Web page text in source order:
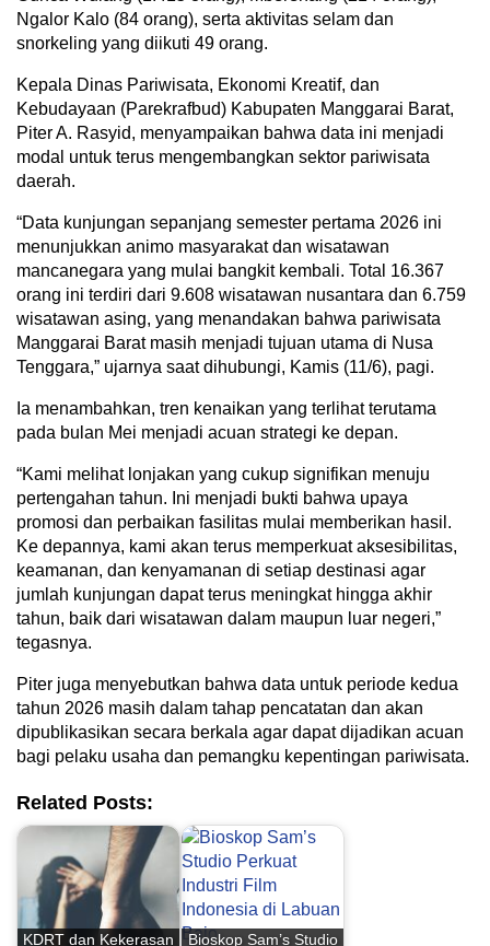
Ngalor Kalo (84 orang), serta aktivitas selam dan
snorkeling yang diikuti 49 orang.
Kepala Dinas Pariwisata, Ekonomi Kreatif, dan
Kebudayaan (Parekrafbud) Kabupaten Manggarai Barat,
Piter A. Rasyid, menyampaikan bahwa data ini menjadi
modal untuk terus mengembangkan sektor pariwisata
daerah.
“Data kunjungan sepanjang semester pertama 2026 ini
menunjukkan animo masyarakat dan wisatawan
mancanegara yang mulai bangkit kembali. Total 16.367
orang ini terdiri dari 9.608 wisatawan nusantara dan 6.759
wisatawan asing, yang menandakan bahwa pariwisata
Manggarai Barat masih menjadi tujuan utama di Nusa
Tenggara,” ujarnya saat dihubungi, Kamis (11/6), pagi.
Ia menambahkan, tren kenaikan yang terlihat terutama
pada bulan Mei menjadi acuan strategi ke depan.
“Kami melihat lonjakan yang cukup signifikan menuju
pertengahan tahun. Ini menjadi bukti bahwa upaya
promosi dan perbaikan fasilitas mulai memberikan hasil.
Ke depannya, kami akan terus memperkuat aksesibilitas,
keamanan, dan kenyamanan di setiap destinasi agar
jumlah kunjungan dapat terus meningkat hingga akhir
tahun, baik dari wisatawan dalam maupun luar negeri,”
tegasnya.
Piter juga menyebutkan bahwa data untuk periode kedua
tahun 2026 masih dalam tahap pencatatan dan akan
dipublikasikan secara berkala agar dapat dijadikan acuan
bagi pelaku usaha dan pemangku kepentingan pariwisata.
Related Posts:
KDRT dan Kekerasan
Bioskop Sam’s Studio